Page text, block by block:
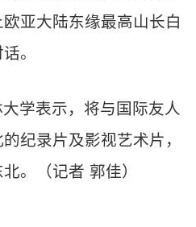
亚大陆东缘最高山长白
。
学表示，将与国际友人
纪录片及影视艺术片，
。（记者 郭佳）